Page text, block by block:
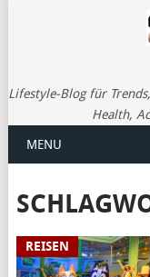
Lifestyle-Blog für
Health,
MENU
REISEN